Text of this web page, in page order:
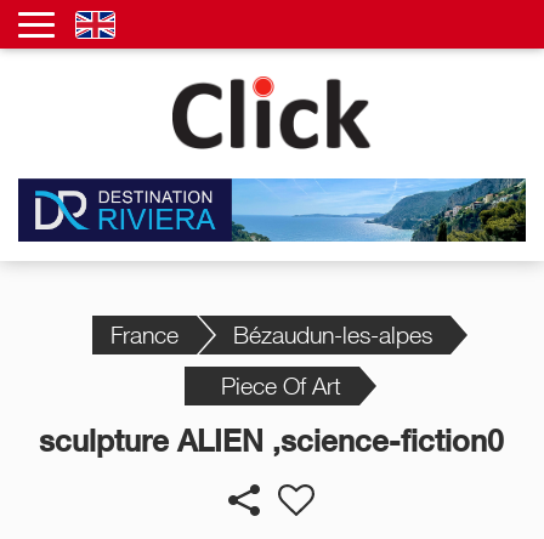
France
Bézaudun-les-alpes
Piece Of Art
sculpture ALIEN ,science-fiction0